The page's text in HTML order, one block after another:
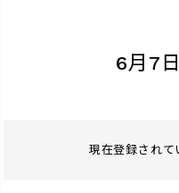
6月7
現在登録されて